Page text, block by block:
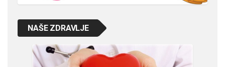
NAŠE ZDRAVLJE